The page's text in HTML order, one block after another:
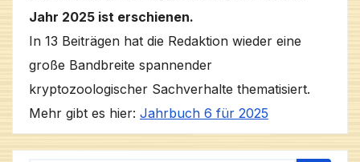
Jahr 2025 ist erschienen.
In 13 Beiträgen hat die Redaktion wieder eine
große Bandbreite spannender
kryptozoologischer Sachverhalte thematisiert.
Mehr gibt es hier: Jahrbuch 6 für 2025